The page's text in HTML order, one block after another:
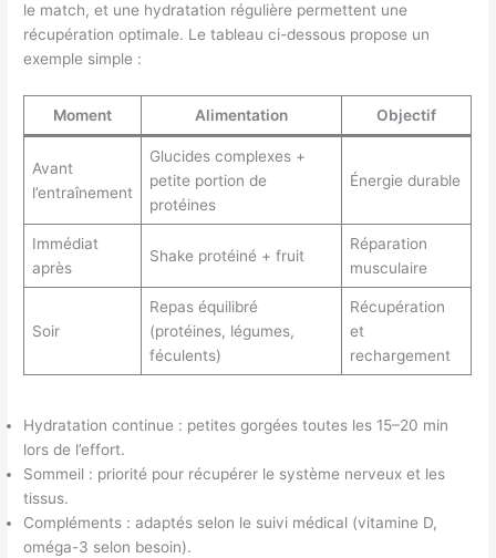
le match, et une hydratation régulière permettent une
récupération optimale. Le tableau ci-dessous propose un
exemple simple :
Moment Alimentation Objectif
Avant
l’entraînement
Glucides complexes +
petite portion de
protéines
Énergie durable
Immédiat
après
Shake protéiné + fruit
Réparation
musculaire
Soir
Repas équilibré
(protéines, légumes,
féculents)
Récupération
et
rechargement
Hydratation continue : petites gorgées toutes les 15–20 min
lors de l’effort.
Sommeil : priorité pour récupérer le système nerveux et les
tissus.
Compléments : adaptés selon le suivi médical (vitamine D,
oméga-3 selon besoin).